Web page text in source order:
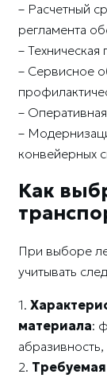
– Расчетный
регламента
–
– Сервисное
– Оперативная
–
конвейерных
Как
При выборе
учитывать
1.
материала:
2.